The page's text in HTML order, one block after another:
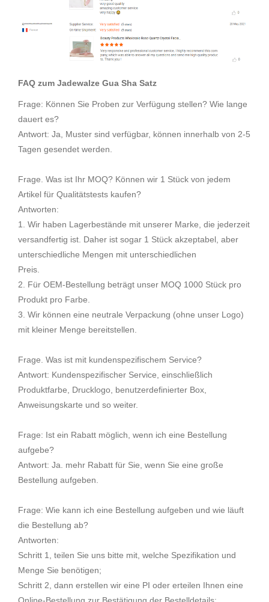
FAQ zum Jadewalze Gua Sha Satz
Frage: Können Sie Proben zur Verfügung stellen? Wie lange
dauert es?
Antwort: Ja, Muster sind verfügbar, können innerhalb von 2-5
Tagen gesendet werden.
Frage. Was ist Ihr MOQ? Können wir 1 Stück von jedem
Artikel für Qualitätstests kaufen?
Antworten:
1. Wir haben Lagerbestände mit unserer Marke, die jederzeit
versandfertig ist. Daher ist sogar 1 Stück akzeptabel, aber
unterschiedliche Mengen mit unterschiedlichen
Preis.
2. Für OEM-Bestellung beträgt unser MOQ 1000 Stück pro
Produkt pro Farbe.
3. Wir können eine neutrale Verpackung (ohne unser Logo)
mit kleiner Menge bereitstellen.
Frage. Was ist mit kundenspezifischem Service?
Antwort: Kundenspezifischer Service, einschließlich
Produktfarbe, Drucklogo, benutzerdefinierter Box,
Anweisungskarte und so weiter.
Frage: Ist ein Rabatt möglich, wenn ich eine Bestellung
aufgebe?
Antwort: Ja. mehr Rabatt für Sie, wenn Sie eine große
Bestellung aufgeben.
Frage: Wie kann ich eine Bestellung aufgeben und wie läuft
die Bestellung ab?
Antworten:
Schritt 1, teilen Sie uns bitte mit, welche Spezifikation und
Menge Sie benötigen;
Schritt 2, dann erstellen wir eine PI oder erteilen Ihnen eine
Online-Bestellung zur Bestätigung der Bestelldetails;